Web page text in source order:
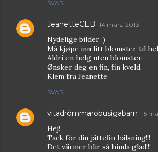
SVAR
JeanetteCEB 14 mars, 2013
Nydelige bilder :)
Må kjøpe inn litt blomster til
Aldri en helg uten blomster.
Ønsker deg en fin, fin kveld.
Klem fra Jeanette
SVAR
vitadrömmarobusigabarn 15
Hej!
Tack för din jättefin hälsning!!!
Det värmer blir så himla glad!!!